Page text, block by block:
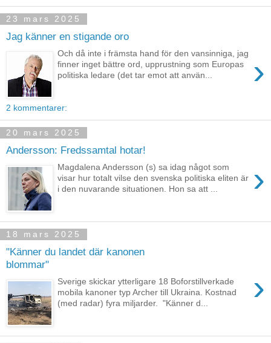
23 mars 2025
Jag känner en stigande oro
›
Och då inte i främsta hand för den vansinniga, jag
finner inget bättre ord, upprustning som Europas
politiska ledare (det tar emot att använ...
2 kommentarer:
20 mars 2025
Andersson: Fredssamtal hotar!
›
Magdalena Andersson (s) sa idag något som
visar hur totalt vilse den svenska politiska eliten är
i den nuvarande situationen. Hon sa att ...
18 mars 2025
"Känner du landet där kanonen
blommar"
›
Sverige skickar ytterligare 18 Boforstillverkade
mobila kanoner typ Archer till Ukraina. Kostnad
(med radar) fyra miljarder. "Känner d...